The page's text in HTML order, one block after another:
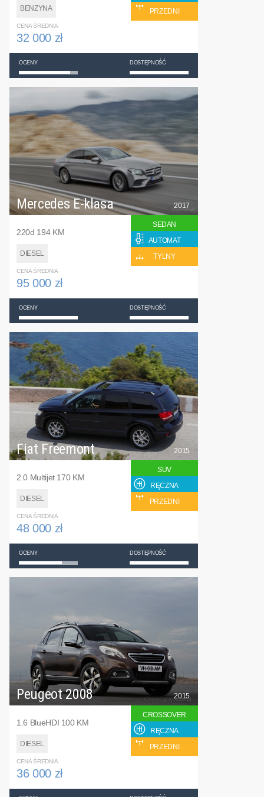
BENZYNA
PRZEDNI
CENA ŚREDNIA
32 000 zł
OCENY DOSTĘPNOŚĆ
Mercedes E-klasa
220d 194 KM
DIESEL
2017
SEDAN
AUTOMAT
TYLNY
CENA ŚREDNIA
95 000 zł
OCENY DOSTĘPNOŚĆ
Fiat Freemont
2.0 Multijet 170 KM
DIESEL
2015
SUV
RĘCZNA
PRZEDNI
CENA ŚREDNIA
48 000 zł
OCENY DOSTĘPNOŚĆ
Peugeot 2008
1.6 BlueHDI 100 KM
DIESEL
2015
CROSSOVER
RĘCZNA
PRZEDNI
CENA ŚREDNIA
36 000 zł